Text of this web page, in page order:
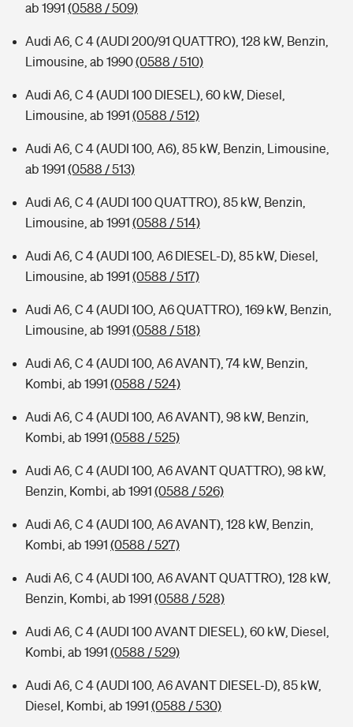
ab 1991 (0588 / 509)
Audi A6, C 4 (AUDI 200/91 QUATTRO), 128 kW, Benzin,
Limousine, ab 1990(0588 / 510)
Audi A6, C 4 (AUDI 100 DIESEL), 60 kW, Diesel,
Limousine, ab 1991 (0588 / 512)
Audi A6, C 4 (AUDI 100, A6), 85 kW, Benzin, Limousine,
ab 1991 (0588 / 513)
Audi A6, C 4 (AUDI 100 QUATTRO), 85 kW, Benzin,
Limousine, ab 1991 (0588 / 514)
Audi A6, C 4 (AUDI 100, A6 DIESEL-D), 85 kW, Diesel,
Limousine, ab 1991 (0588 / 517)
Audi A6, C 4 (AUDI 10O, A6 QUATTRO), 169 kW, Benzin,
Limousine, ab 1991 (0588 / 518)
Audi A6, C 4 (AUDI 100, A6 AVANT), 74 kW, Benzin,
Kombi, ab 1991 (0588 / 524)
Audi A6, C 4 (AUDI 100, A6 AVANT), 98 kW, Benzin,
Kombi, ab 1991 (0588 / 525)
Audi A6, C 4 (AUDI 100, A6 AVANT QUATTRO), 98 kW,
Benzin, Kombi, ab 1991 (0588 / 526)
Audi A6, C 4 (AUDI 100, A6 AVANT), 128 kW, Benzin,
Kombi, ab 1991 (0588 / 527)
Audi A6, C 4 (AUDI 100, A6 AVANT QUATTRO), 128 kW,
Benzin, Kombi, ab 1991 (0588 / 528)
Audi A6, C 4 (AUDI 100 AVANT DIESEL), 60 kW, Diesel,
Kombi, ab 1991 (0588 / 529)
Audi A6, C 4 (AUDI 100, A6 AVANT DIESEL-D), 85 kW,
Diesel, Kombi, ab 1991 (0588 / 530)